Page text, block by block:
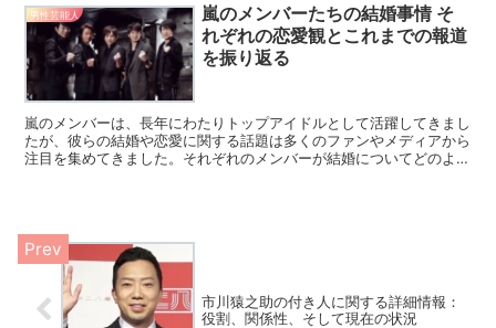
男性芸能人
嵐のメンバーたちの結婚事情 そ
れぞれの恋愛観とこれまでの報道
を振り返る
嵐のメンバーは、長年にわたりトップアイドルとして活躍してきまし
たが、彼らの結婚や恋愛に関する話題は多くのファンやメディアから
注目を集めてきました。それぞれのメンバーが結婚についてどのよう
市川猿之助の付き人に関する詳細情報：
役割、関係性、そして現在の状況